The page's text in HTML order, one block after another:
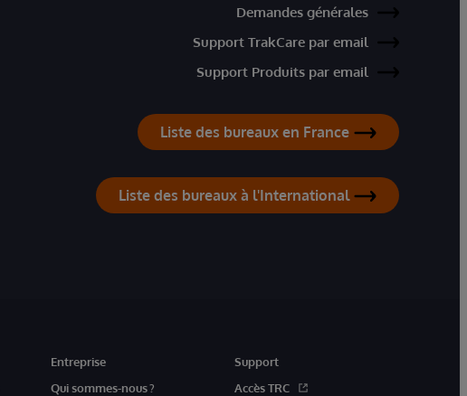
Demandes générales
Support TrakCare par email
Support Produits par email
Liste des bureaux en France
Liste des bureaux à l'International
Entreprise
Qui sommes-nous ?
Support
Accès TRC